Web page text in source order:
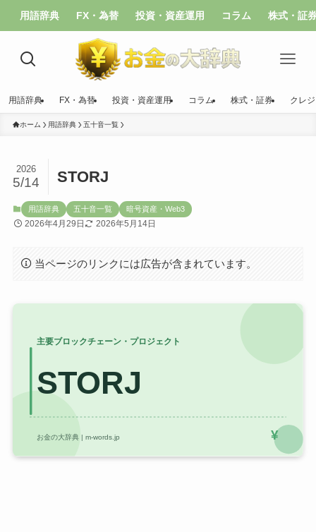
用語辞典 FX・為替 投資・資産運用 コラム 株式・証
用語辞典 FX・為替 投資・資産運用 コラム 株式・証券 クレ
ホーム 用語辞典 五十音一覧
STORJ
2026
5/14
用語辞典 五十音一覧 暗号資産・Web3
2026年4月29日 2026年5月14日
当ページのリンクには広告が含まれています。